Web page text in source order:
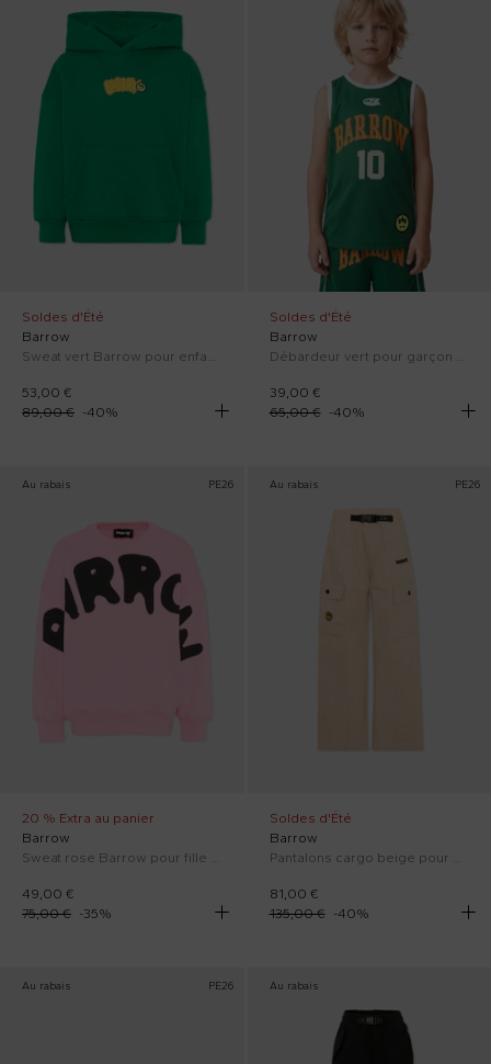
Soldes d'Été
Barrow
Sweat vert Barrow pour enfants avec logo
53,00 €
89,00 € -40%
Soldes d'Été
Barrow
Débardeur vert pour garçon avec logo
39,00 €
65,00 €
-40%
Au rabais PE26
20 % Extra au panier
Barrow
Sweat rose Barrow pour fille logo
49,00 €
75,00 € -35%
Au rabais PE26
Soldes d'Été
Barrow
Pantalons cargo beige pour garçon avec logo
81,00 €
135,00 €
-40%
Au rabais PE26 Au rabais